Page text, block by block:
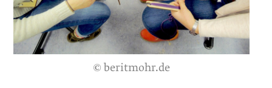
© beritmohr.de